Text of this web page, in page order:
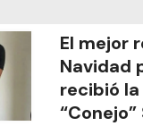
El mejor
Navidad
recibió
“Conejo”